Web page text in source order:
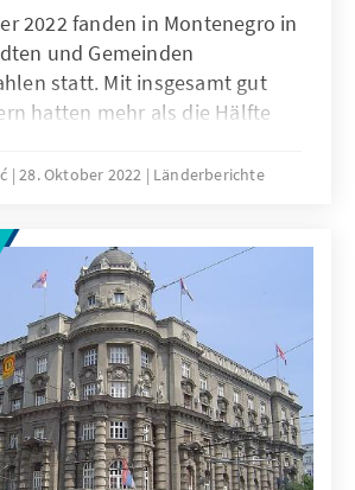
2022 fanden in Montenegro in
und Gemeinden
statt. Mit insgesamt gut
hatten mehr als die Hälfte
die Wahlurnen zu gehen. Vor
Stimmungstest zu
Schlaglicht auf die nächsten
Präsidentschaftswahlen
28. Oktober 2022 Länderberichte